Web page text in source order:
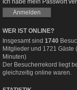
Ich habe mein Passwort
WER IST ONLINE?
Insgesamt sind 1740
Mitglieder und 1721
Minuten)
Der Besucherrekord liegt
gleichzeitig online waren.